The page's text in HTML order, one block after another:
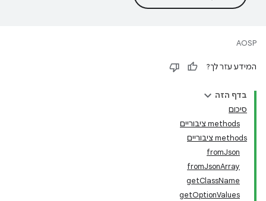
AOSP
המידע עזר לך?
בדף הזה
סיכום
‫methods ציבוריים
‫methods ציבוריים
fromJson
fromJsonArray
getClassName
getOptionValues